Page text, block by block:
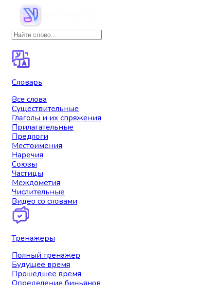
Словарь
Все слова
Существительные
Глаголы и их спряжения
Прилагательные
Предлоги
Местоимения
Наречия
Союзы
Частицы
Междометия
Числительные
Видео со словами
Тренажеры
Полный тренажер
Будущее время
Прошедшее время